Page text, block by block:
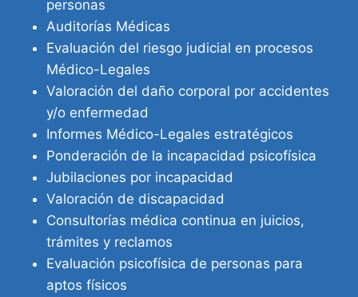
personas
Auditorías Médicas
Evaluación del riesgo judicial en procesos
Médico-Legales
Valoración del daño corporal por accidentes
y/o enfermedad
Informes Médico-Legales estratégicos
Ponderación de la incapacidad psicofísica
Jubilaciones por incapacidad
Valoración de discapacidad
Consultorías médica continua en juicios,
trámites y reclamos
Evaluación psicofísica de personas para
aptos físicos